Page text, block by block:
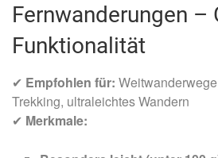
Fernwanderungen –
Funktionalität
✔ Empfohlen für:
Trekking, ultraleichtes Wandern
✔ Merkmale: